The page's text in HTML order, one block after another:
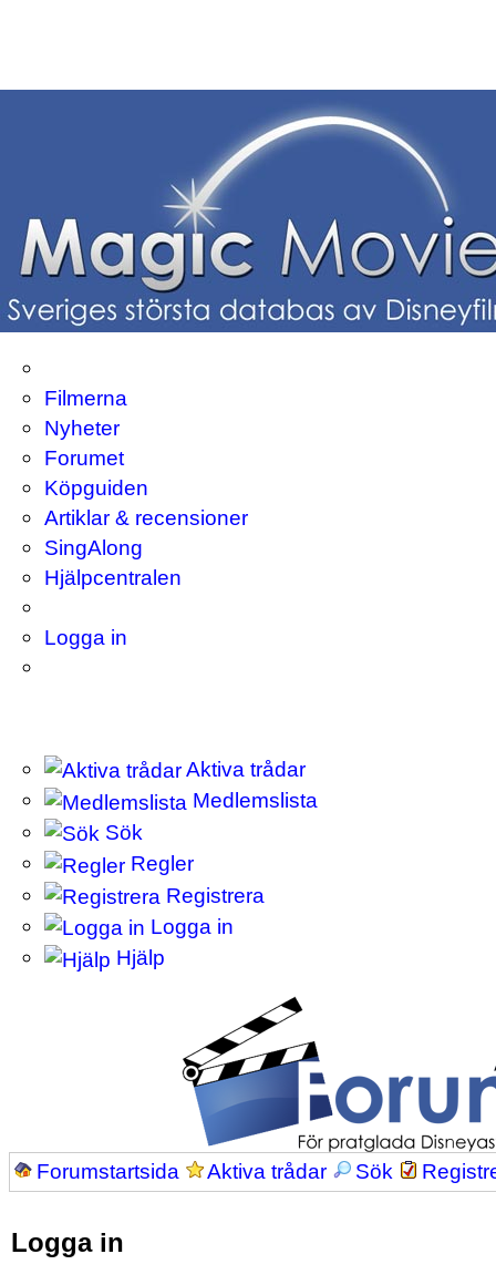
Filmerna
Nyheter
Forumet
Köpguiden
Artiklar & recensioner
SingAlong
Hjälpcentralen
Logga in
Aktiva trådar
Medlemslista
Sök
Regler
Registrera
Logga in
Hjälp
Forumstartsida Aktiva trådar Sök
Logga in